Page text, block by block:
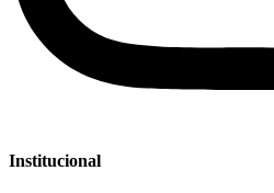
Institucional